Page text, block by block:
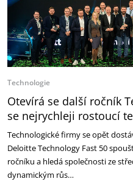
Technologie
Otevírá se další ročník
se nejrychleji rostoucí
Technologické firmy se opět
Deloitte Technology Fast 50
ročníku a hledá společnosti ze
dynamickým růs…